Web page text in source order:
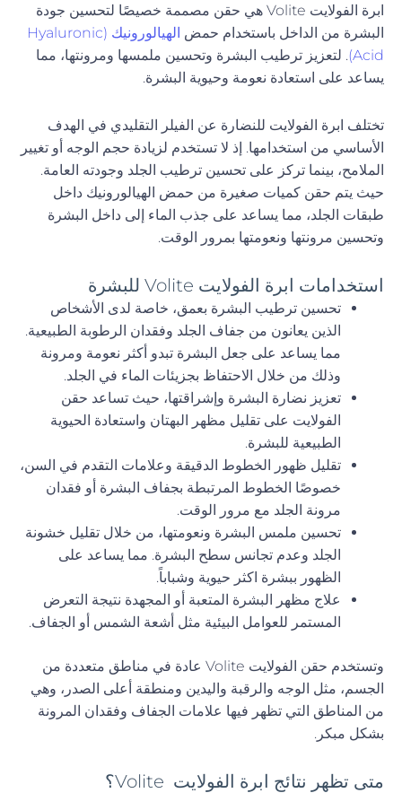
ابرة الفولايت Volite هي حقن مصممة خصيصًا لتحسين جودة
البشرة من الداخل باستخدام حمض
الهيالورونيك (Hyaluronic
Acid) . لتعزيز ترطيب البشرة وتحسين ملمسها ومرونتها، مما
يساعد على استعادة نعومة وحيوية البشرة.
تختلف ابرة الفولايت للنضارة عن الفيلر التقليدي في الهدف
الأساسي من استخدامها. إذ لا تستخدم لزيادة حجم الوجه أو تغيير
الملامح، بينما تركز على تحسين ترطيب الجلد وجودته العامة.
حيث يتم حقن كميات صغيرة من حمض الهيالورونيك داخل
طبقات الجلد، مما يساعد على جذب الماء إلى داخل البشرة
وتحسين مرونتها ونعومتها بمرور الوقت.
استخدامات ابرة الفولايت Volite للبشرة
تحسين ترطيب البشرة بعمق، خاصة لدى الأشخاص
الذين يعانون من جفاف الجلد وفقدان الرطوبة الطبيعية.
مما يساعد على جعل البشرة تبدو أكثر نعومة ومرونة
وذلك من خلال الاحتفاظ بجزيئات الماء في الجلد.
تعزيز نضارة البشرة وإشراقتها، حيث تساعد حقن
الفولايت على تقليل مظهر البهتان واستعادة الحيوية
الطبيعية للبشرة.
تقليل ظهور الخطوط الدقيقة وعلامات التقدم في السن،
خصوصًا الخطوط المرتبطة بجفاف البشرة أو فقدان
مرونة الجلد مع مرور الوقت.
تحسين ملمس البشرة ونعومتها، من خلال تقليل خشونة
الجلد وعدم تجانس سطح البشرة. مما يساعد على
الظهور ببشرة اكثر حيوية وشباباً.
علاج مظهر البشرة المتعبة أو المجهدة نتيجة التعرض
المستمر للعوامل البيئية مثل أشعة الشمس أو الجفاف.
وتستخدم حقن الفولايت Volite عادة في مناطق متعددة من
الجسم، مثل الوجه والرقبة واليدين ومنطقة أعلى الصدر، وهي
من المناطق التي تظهر فيها علامات الجفاف وفقدان المرونة
بشكل مبكر.
متى تظهر نتائج ابرة الفولايت Volite؟